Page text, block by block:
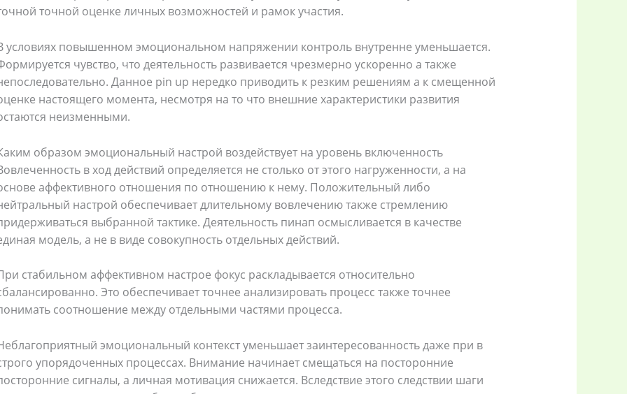
(2) Health & Beauty(6)
(52)
(41) Kitchen and cooking(2)
(5) Mens Fashion(4)
Three piece (0)
(15) Watches(0)
(8) Womens Fashion
точной оценке личных возможностей и рамок участия.
условиях повышенном эмоциональном напряжении контроль внутренне уменьшается.
чувство, что деятельность развивается чрезмерно ускоренно а также
Данное pin up нередко приводить к резким решениям а к смещенной
настоящего момента, несмотря на то что внешние характеристики развития
неизменными.
образом эмоциональный настрой воздействует на уровень включенность
в ход действий определяется не столько от этого нагруженности, а на
аффективного отношения по отношению к нему. Положительный либо
настрой обеспечивает длительному вовлечению также стремлению
выбранной тактике. Деятельность пинап осмысливается в качестве
модель, а не в виде совокупность отдельных действий.
стабильном аффективном настрое фокус раскладывается относительно
Это обеспечивает точнее анализировать процесс также точнее
соотношение между отдельными частями процесса.
эмоциональный контекст уменьшает заинтересованность даже при в
упорядоченных процессах. Внимание начинает смещаться на посторонние
сигналы, а личная мотивация снижается. Вследствие этого следствии шаги